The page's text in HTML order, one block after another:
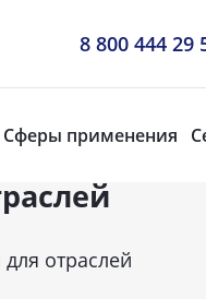
8 800 444 29
Сферы применения
отраслей